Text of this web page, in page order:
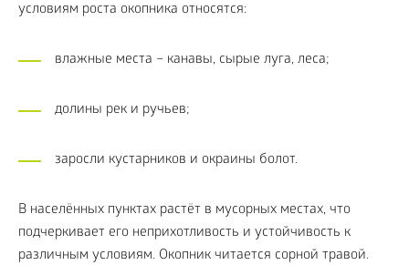
условиям роста окопника относятся:
влажные места – канавы, сырые луга, леса;
долины рек и ручьев;
заросли кустарников и окраины болот.
В населённых пунктах растёт в мусорных местах, что
подчеркивает его неприхотливость и устойчивость к
различным условиям. Окопник читается сорной травой.